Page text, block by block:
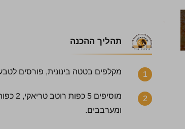
תהליך ההכנה
1 מקלפים בטטה בינונית, פורסים לטבעות
2
ומערבבים.